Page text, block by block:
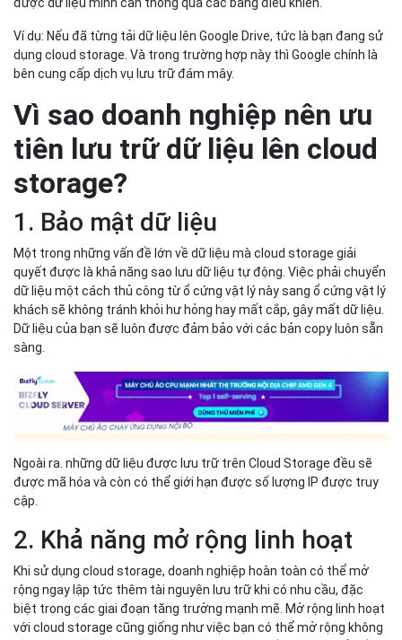
1. Bảo mật dữ liệu
Một trong những vấn đề lớn về dữ liệu mà cloud storage giải
quyết được là khả năng sao lưu dữ liệu tự động. Việc phải chuyển
dữ liệu một cách thủ công từ ổ cứng vật lý này sang ổ cứng vật lý
khách sẽ không tránh khỏi hư hỏng hay mất cắp, gây mất dữ liệu.
Dữ liệu của bạn sẽ luôn được đảm bảo với các bản copy luôn sẵn
sàng.
Ngoài ra. những dữ liệu được lưu trữ trên Cloud Storage đều sẽ
được mã hóa và còn có thể giới hạn được số lượng IP được truy
cập.
2. Khả năng mở rộng linh hoạt
rộng ngay lập tức thêm tài nguyên lưu trữ khi có nhu cầu, đặc
biệt trong các giai đoạn tăng trưởng mạnh mẽ. Mở rộng linh hoạt
với cloud storage cũng giống như việc bạn có thể mở rộng không
gian phòng làm việc mà không cần phải sắp xếp, vận chuyển đồ
đạc để di chuyển sang phòng mới.
Tính linh hoạt cho phép việc giao tiếp, thực hiện công việc trong
doanh nghiệp được liền mạch, nhanh chóng, giúp gia tăng hiệu
suất công việc.
3. Tăng khả năng cộng tác, làm
việc nhóm trong doanh nghiệp
Sử dụng cloud storage, doanh nghiệp sẽ nâng cao hiệu quả làm